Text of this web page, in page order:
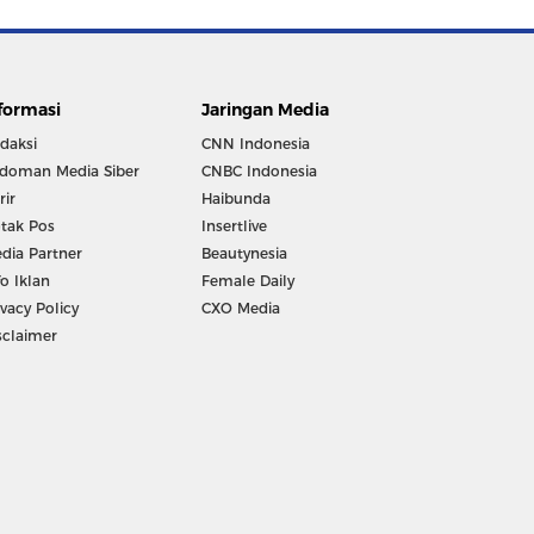
Media Siber
Pos
Partner
Iklan
Policy
Jaringan Media
CNN Indonesia
CNBC Indonesia
Haibunda
Insertlive
Beautynesia
Female Daily
CXO Media